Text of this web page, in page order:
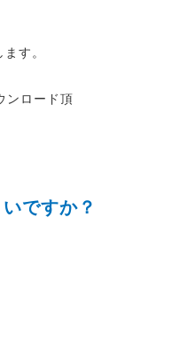
す。
ロード頂
ですか？